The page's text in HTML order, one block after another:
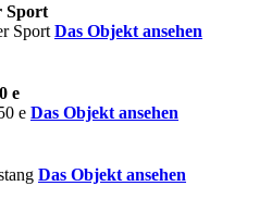
Sport
Das Objekt ansehen
e
Das Objekt ansehen
Das Objekt ansehen